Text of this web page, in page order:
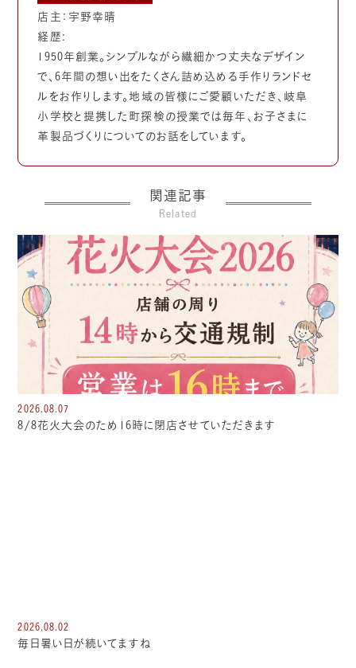
店主：宇野幸晴
経歴:
1950年創業。シンプルながら繊細かつ丈夫なデザイン
で、6年間の想い出をたくさん詰め込める手作りランドセ
ルをお作りします。地域の皆様にご愛顧いただき、岐阜
小学校と提携した町探検の授業では毎年、お子さまに
革製品づくりについてのお話をしています。
関連記事
Related
2026.08.07
8/8花火大会のため16時に閉店させていただきます
2026.08.02
毎日暑い日が続いてますね